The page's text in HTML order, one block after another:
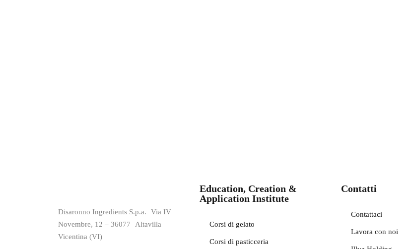
Disaronno Ingredients S.p.a. Via IV
Novembre, 12 – 36077 Altavilla
Vicentina (VI)
Education, Creation &
Application Institute
Corsi di gelato
Corsi di pasticceria
Contatti
Contattaci
Lavora con noi